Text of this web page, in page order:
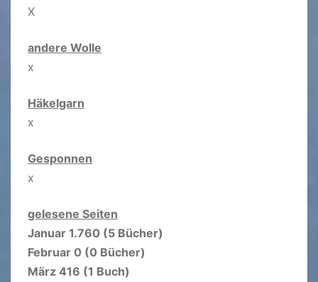
X
andere Wolle
x
Häkelgarn
x
Gesponnen
x
gelesene Seiten
Januar 1.760 (5 Bücher)
Februar 0 (0 Bücher)
März 416 (1 Buch)